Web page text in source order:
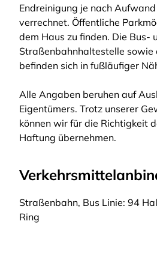
Endreinigung je nach
verrechnet. Öffentliche
dem Haus zu finden. Die Bus-
Straßenbahnhaltestelle sowie
befinden sich in fußläufiger
Alle Angaben beruhen auf
Eigentümers. Trotz unserer
können wir für die Richtigkeit
Haftung übernehmen.
Straßenbahn, Bus Linie: 94
Ring